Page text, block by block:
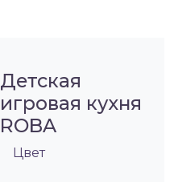
Детская
игровая кухня
ROBA
Цвет